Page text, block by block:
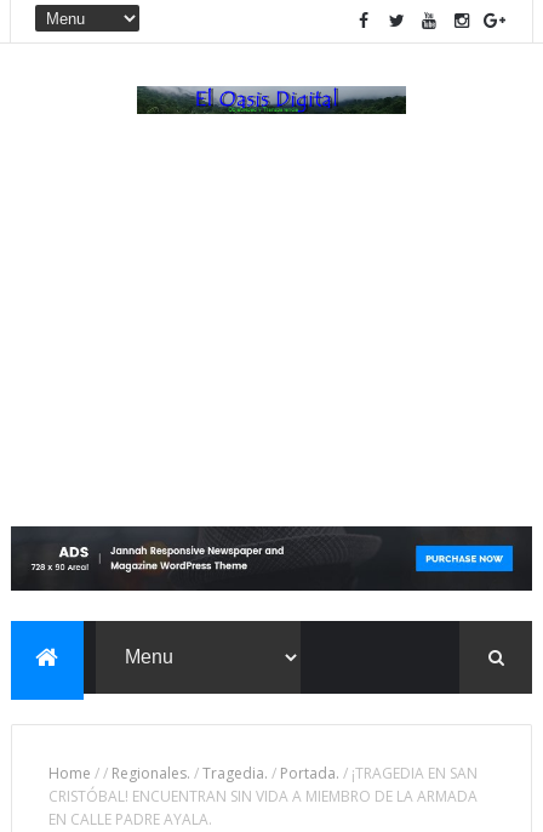
Home // Regionales. /Tragedia. / Portada. / ¡TRAGEDIA EN SAN
CRISTÓBAL! ENCUENTRAN SIN VIDA A MIEMBRO DE LA ARMADA
EN CALLE PADRE AYALA.